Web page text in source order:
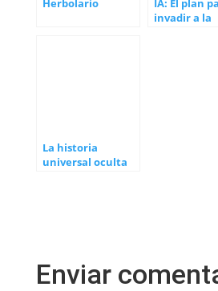
Herbolario
IA: El plan
invadir a la
La historia
universal oculta
Enviar